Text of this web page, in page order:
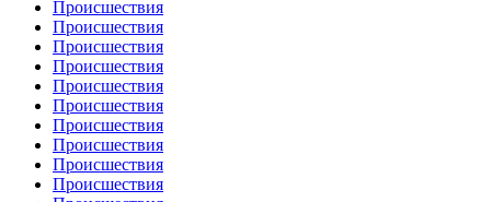
Происшествия
Происшествия
Происшествия
Происшествия
Происшествия
Происшествия
Происшествия
Происшествия
Происшествия
Происшествия